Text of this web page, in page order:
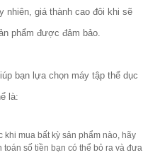
nhiên, giá thành cao đôi khi sẽ
phẩm được đảm bảo.
bạn lựa chọn máy tập thể dục
là:
mua bất kỳ sản phẩm nào, hãy
số tiền bạn có thể bỏ ra và đưa